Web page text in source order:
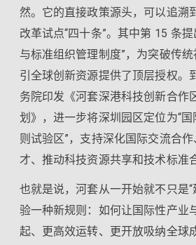
然。它的直接政策源头，可以追溯
改革试点“四十条”。其中第 15 条
与标准组织管理制度”，为突破传
引全球创新资源提供了顶层授权。
务院印发《河套深港科技创新合作
划》，进一步将深圳园区定位为“
则试验区”，支持深化国际交流合
才、推动科技资源共享和技术标准
也就是说，河套从一开始就不只是
验一种新规则：如何让国际性产业
起、更高效运转、更开放吸纳全球